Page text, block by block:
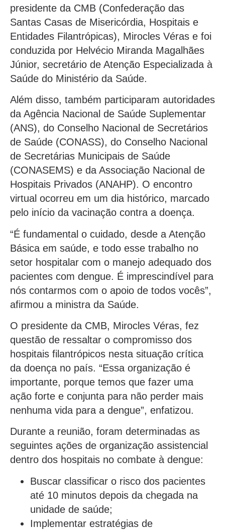
presidente da CMB (Confederação das
Santas Casas de Misericórdia, Hospitais e
Entidades Filantrópicas), Mirocles Véras e foi
conduzida por Helvécio Miranda Magalhães
Júnior, secretário de Atenção Especializada à
Saúde do Ministério da Saúde.
Além disso, também participaram autoridades
da Agência Nacional de Saúde Suplementar
(ANS), do Conselho Nacional de Secretários
de Saúde (CONASS), do Conselho Nacional
de Secretárias Municipais de Saúde
(CONASEMS) e da Associação Nacional de
Hospitais Privados (ANAHP). O encontro
virtual ocorreu em um dia histórico, marcado
pelo início da vacinação contra a doença.
“É fundamental o cuidado, desde a Atenção
Básica em saúde, e todo esse trabalho no
setor hospitalar com o manejo adequado dos
pacientes com dengue. É imprescindível para
nós contarmos com o apoio de todos vocês”,
afirmou a ministra da Saúde.
O presidente da CMB, Mirocles Véras, fez
questão de ressaltar o compromisso dos
hospitais filantrópicos nesta situação crítica
da doença no país. “Essa organização é
importante, porque temos que fazer uma
ação forte e conjunta para não perder mais
nenhuma vida para a dengue”, enfatizou.
Durante a reunião, foram determinadas as
seguintes ações de organização assistencial
dentro dos hospitais no combate à dengue:
Buscar classificar o risco dos pacientes
até 10 minutos depois da chegada na
unidade de saúde;
Implementar estratégias de